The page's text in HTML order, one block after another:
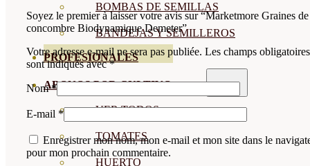
BOMBAS DE SEMILLAS
BANDEJAS Y SEMILLEROS
PROFESIONALES
ABONOS POR CULTIVO
VER TODOS
TOMATES
HUERTO
Soyez le premier à laisser votre avis sur “Marketmore Graines de
concombre Biodynamique Demeter”
Votre adresse e-mail ne sera pas publiée. Les champs obligatoires
sont indiqués avec*
Nom*
E-mail *
Enregistrer mon nom, mon e-mail et mon site dans le
pour mon prochain commentaire.